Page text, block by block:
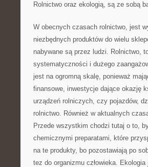
Rolnictwo oraz ekologią, są ze sobą
W obecnych czasach rolnictwo, jest
niezbędnych produktów do wielu
nabywane są przez ludzi. Rolnictwo,
systematyczności i dużego
jest na ogromną skalę, ponieważ
finansowe, inwestycje dające okazję
urządzeń rolniczych, czy pojazdów,
rolnictwo. Również w aktualnych
Przede wszystkim chodzi tutaj o to,
chemicznymi preparatami, które
na te produkty, bo pozostawiają po
tez do organizmu człowieka.